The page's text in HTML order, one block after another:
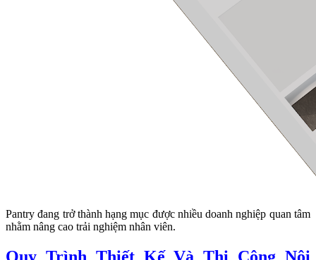
Pantry đang trở thành hạng mục được nhiều doanh nghiệp quan tâm
nhằm nâng cao trải nghiệm nhân viên.